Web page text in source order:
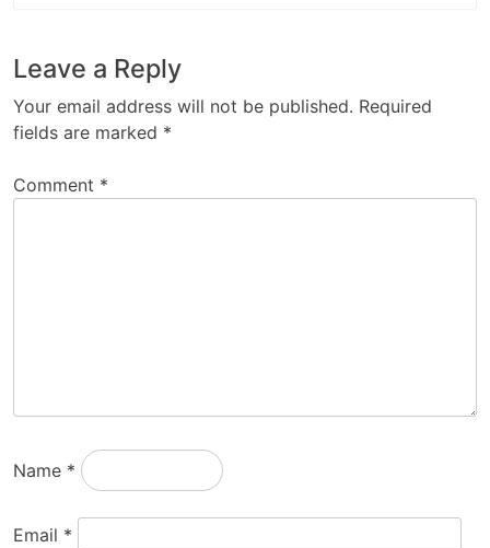
Leave a Reply
Your email address will not be published. Required
fields are marked *
Comment *
Name *
Email *